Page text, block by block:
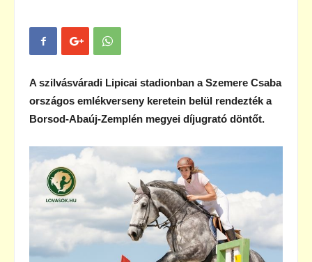
A szilvásváradi Lipicai stadionban a Szemere Csaba
országos emlékverseny keretein belül rendezték a
Borsod-Abaúj-Zemplén megyei díjugrató döntőt.